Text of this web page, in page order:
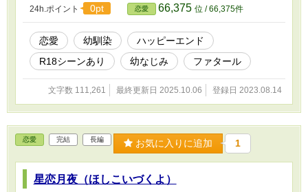
24h.ポイント 0pt 恋愛 66,375 位 / 66,375件
恋愛 幼馴染
ハッピーエンド
R18シーンあり
幼なじみ ファタール
文字数 111,261 最終更新日 2025.10.06 登録日 2023.08.14
恋愛 完結 長編 お気に入りに追加 1
星恋月夜（ほしこいづくよ）